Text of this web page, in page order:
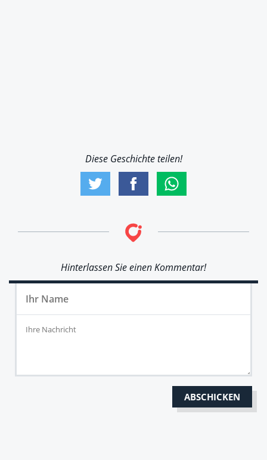
Diese Geschichte teilen!
Hinterlassen Sie einen Kommentar!